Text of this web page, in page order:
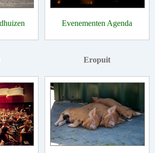
Evenementen Agenda
Eropuit